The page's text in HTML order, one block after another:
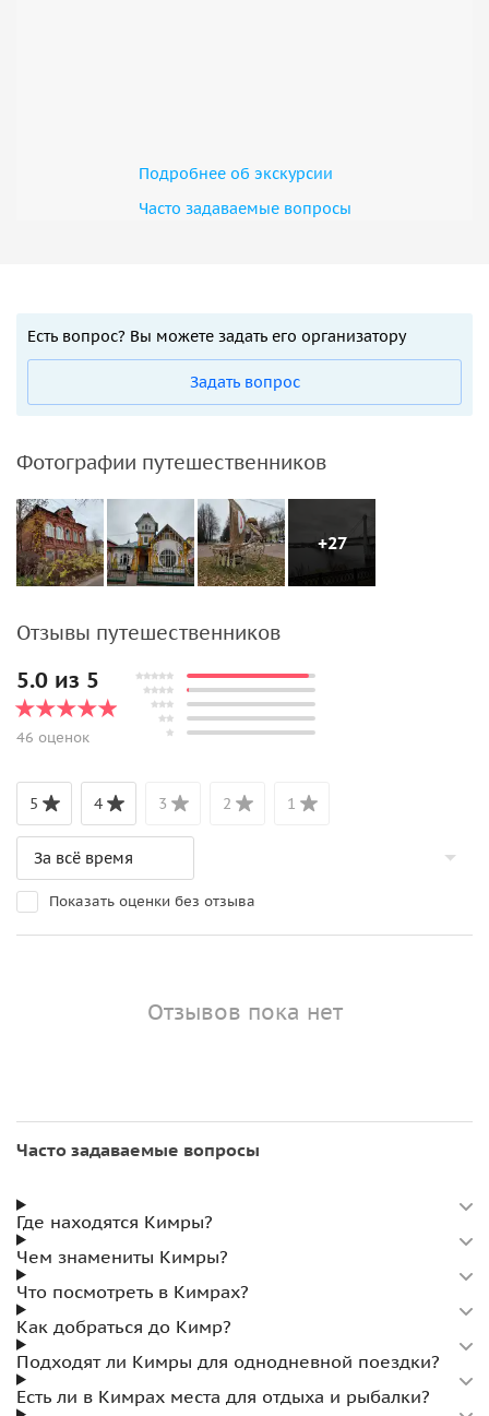
Подробнее об экскурсии
Часто задаваемые вопросы
Есть вопрос? Вы можете задать его организатору
Задать вопрос
Фотографии путешественников
+27
Отзывы путешественников
5.0 из 5
46 оценок
5 4 3 2 1
Показать оценки без отзыва
Отзывов пока нет
Часто задаваемые вопросы
Где находятся Кимры?
Чем знамениты Кимры?
Что посмотреть в Кимрах?
Как добраться до Кимр?
Подходят ли Кимры для однодневной поездки?
Есть ли в Кимрах места для отдыха и рыбалки?